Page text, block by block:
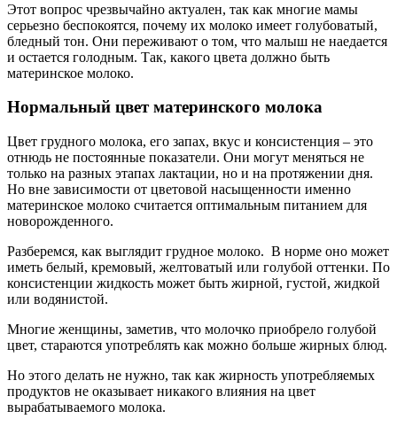
Этот вопрос чрезвычайно актуален, так как многие мамы
серьезно беспокоятся, почему их молоко имеет голубоватый,
бледный тон. Они переживают о том, что малыш не наедается
и остается голодным. Так, какого цвета должно быть
материнское молоко.
Нормальный цвет материнского молока
Цвет грудного молока, его запах, вкус и консистенция – это
отнюдь не постоянные показатели. Они могут меняться не
только на разных этапах лактации, но и на протяжении дня.
Но вне зависимости от цветовой насыщенности именно
материнское молоко считается оптимальным питанием для
новорожденного.
Разберемся, как выглядит грудное молоко. В норме оно может
иметь белый, кремовый, желтоватый или голубой оттенки. По
консистенции жидкость может быть жирной, густой, жидкой
или водянистой.
Многие женщины, заметив, что молочко приобрело голубой
цвет, стараются употреблять как можно больше жирных блюд.
Но этого делать не нужно, так как жирность употребляемых
продуктов не оказывает никакого влияния на цвет
вырабатываемого молока.